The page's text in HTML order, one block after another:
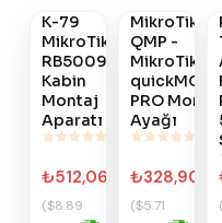
412
K-79
MikroTik
RB5009
Kabin
Montaj
Aparatı
₺512,06
($8.89
362
MikroTik
QMP -
MikroTik
PRO
Ayağı
₺328,90
($5.71